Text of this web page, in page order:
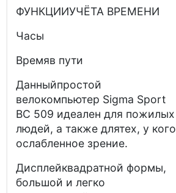
ФУНКЦИИУЧЁТА ВРЕМЕНИ
Часы
Времяв пути
Данныйпростой
велокомпьютер Sigma Sport
BC 509 идеален для пожилых
людей, а также длятех, у кого
ослабленное зрение.
Дисплейквадратной формы,
большой и легко